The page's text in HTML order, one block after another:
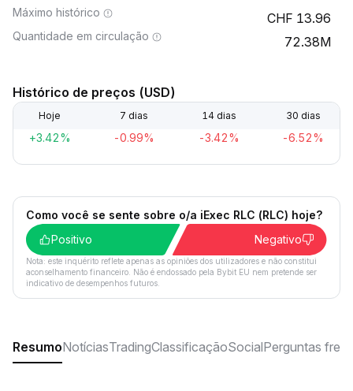
Máximo histórico 13.96
Quantidade em circulação 72.38M
Histórico de preços (USD)
Hoje 7 dias 14 dias 30 dias
+3.42% -0.99% -3.42% -6.52%
Como você se sente sobre o/a iExec RLC (RLC) hoje?
Positivo
Negativo
Nota: este inquérito reflete apenas as opiniões dos utilizadores e não constitui
aconselhamento financeiro. Não é endossado pela Bybit EU nem pretende ser
indicativo de desempenhos futuros.
ResumoNotíciasTradingClassificaçãoSocialPerguntas